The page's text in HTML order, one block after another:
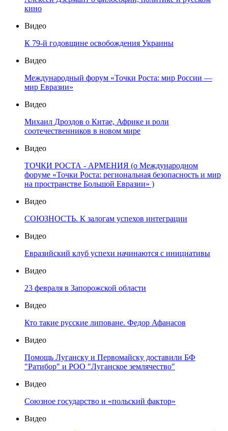
кино
Видео
К 79-й годовщине освобождения Украины
Видео
Международный форум «Точки Роста: мир России —
мир Евразии»
Видео
Михаил Дроздов о Китае, Африке и роли
соотечественников в новом мире
Видео
ТОЧКИ РОСТА - АРМЕНИЯ (о Международном
форуме «Точки Роста: региональная безопасность и мир
на пространстве Большой Евразии» )
Видео
СОЮЗНОСТЬ. К залогам успехов интеграции
Видео
Евразийский клуб успехи начинаются с инициативы
Видео
23 февраля в Запорожской области
Видео
Кто такие русские липоване. Федор Афанасов
Видео
Помощь Луганску и Первомайску доставили БФ
"Ратибор" и РОО "Луганское землячество"
Видео
Союзное государство и «польский фактор»
Видео